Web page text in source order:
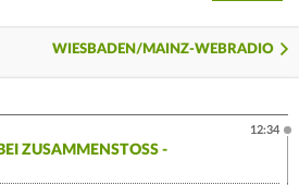
WIESBADEN/MAINZ-WEBRADIO
ZUSAMMENSTOSS - F
12:34